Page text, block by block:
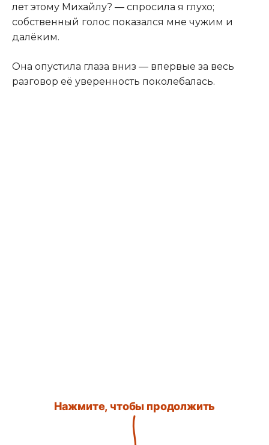
лет этому Михайлу? — спросила я глухо;
собственный голос показался мне чужим и
далёким.
Она опустила глаза вниз — впервые за весь
разговор её уверенность поколебалась.
Нажмите, чтобы продолжить